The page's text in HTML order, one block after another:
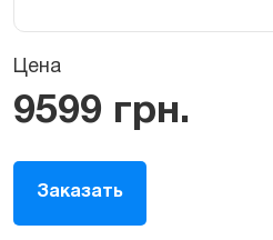
Цена
9599 грн.
Заказать